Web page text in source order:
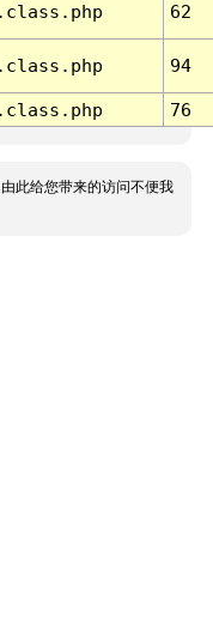
62
94
76
此给您带来的访问不便我